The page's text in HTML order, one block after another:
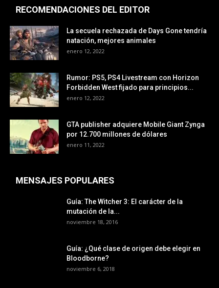
RECOMENDACIONES DEL EDITOR
La secuela rechazada de Days Gone tendría
natación, mejores animales
enero 12, 2022
Rumor: PS5, PS4 Livestream con Horizon
Forbidden West fijado para principios...
enero 12, 2022
GTA publisher adquiere Mobile Giant Zynga
por 12.700 millones de dólares
enero 11, 2022
MENSAJES POPULARES
Guía: The Witcher 3: El carácter de la
mutación de la...
noviembre 18, 2016
Guía: ¿Qué clase de origen debe elegir en
Bloodborne?
noviembre 6, 2018